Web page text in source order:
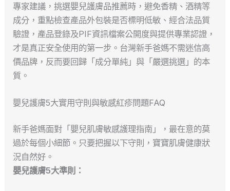
專家建議，挑選嬰兒護膚品推薦時，避免香精、酒精等
成分，重點檢查產品外包裝是否標明低敏、經合法品質
驗證，產品登錄及PIF資訊檔案公開度與提供專業認證，
才是真正安全使用的第一步。台灣新手爸媽不需迷信高
價品牌，反而要回歸「成分單純」與「嚴選挑選」的本
質。
嬰兒護膚5大實用守則與敏感紅疹問題FAQ
新手爸媽面對「嬰兒肌膚敏感護理指南」，最在意的莫
過於每個小細節。只要把握以下守則，寶寶肌膚健康狀
況自然好。
嬰兒護膚5大準則：